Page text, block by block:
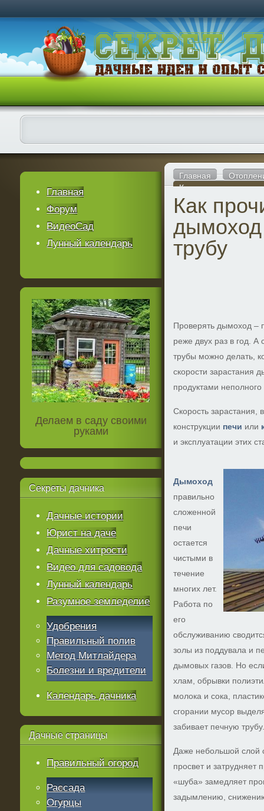
Главная
Как прочистить
Как
трубу
Проверять дымоход –
реже двух раз в год. А
трубы можно делать,
скорости зарастания
продуктами
Скорость зарастания,
конструкции печи или
и эксплуатации этих
Дымоход
правильно
сложенной
печи
остается
чистыми в
течение
многих лет.
Работа по
его
обслуживанию
золы из поддувала и
дымовых газов. Но
хлам, обрывки
молока и сока,
сгорании мусор
забивает печную
Даже небольшой слой
просвет и затрудняет
«шуба» замедляет
задымлению,
Главная
Форум
ВидеоСад
Лунный календарь
Делаем в саду своими
руками
Секреты дачника
Дачные истории
Юрист на даче
Дачные хитрости
Видео для садовода
Лунный календарь
Разумное земледелие
Удобрения
Правильный полив
Метод Митлайдера
Болезни и вредители
Календарь дачника
Дачные страницы
Правильный огород
Рассада
Огурцы